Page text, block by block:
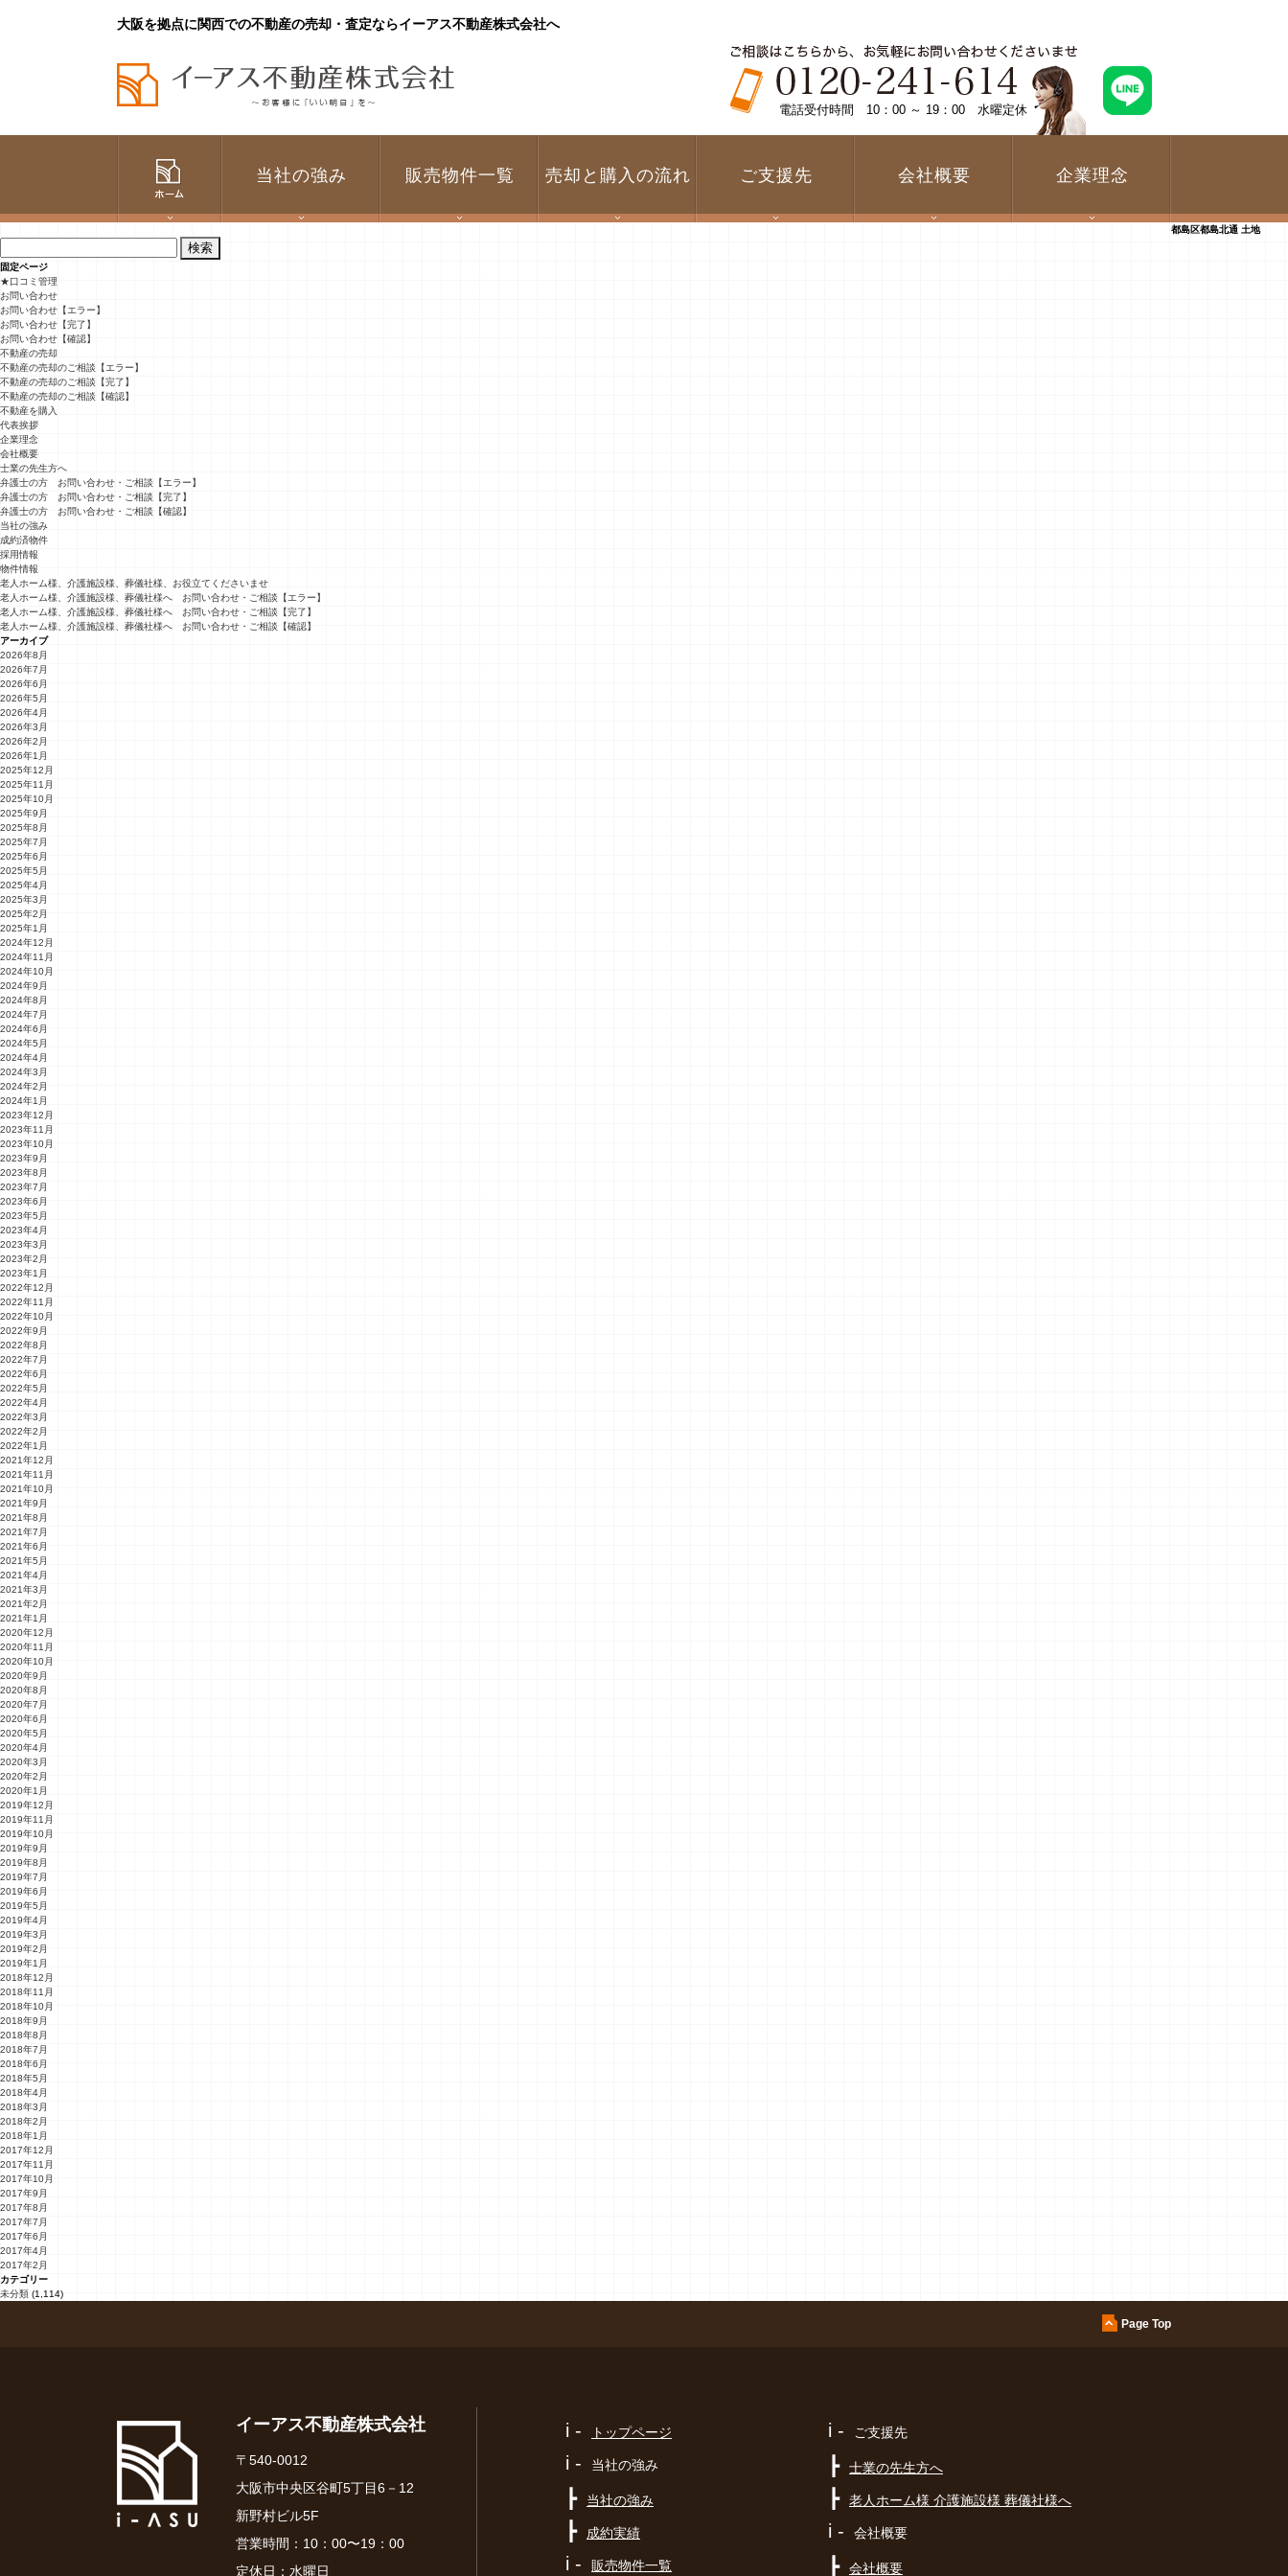
大阪を拠点に関西での不動産の売却・査定ならイーアス不動産株式会社へ
電話受付時間 10：00 ～ 19：00 水曜定休
当社の強み 販売物件一覧 売却と購入の流れ ご支援先 会社概要 企業理念
都島区都島北通 土地
索:
固定ページ
★口コミ管理
お問い合わせ
お問い合わせ【エラー】
お問い合わせ【完了】
お問い合わせ【確認】
不動産の売却
不動産の売却のご相談【エラー】
不動産の売却のご相談【完了】
不動産の売却のご相談【確認】
不動産を購入
代表挨拶
企業理念
会社概要
士業の先生方へ
弁護士の方 お問い合わせ・ご相談【エラー】
弁護士の方 お問い合わせ・ご相談【完了】
弁護士の方 お問い合わせ・ご相談【確認】
当社の強み
成約済物件
採用情報
物件情報
老人ホーム様、介護施設様、葬儀社様、お役立てくださいませ
老人ホーム様、介護施設様、葬儀社様へ お問い合わせ・ご相談【エラー】
老人ホーム様、介護施設様、葬儀社様へ お問い合わせ・ご相談【完了】
老人ホーム様、介護施設様、葬儀社様へ お問い合わせ・ご相談【確認】
アーカイブ
2026年8月
2026年7月
2026年6月
2026年5月
2026年4月
2026年3月
2026年2月
2026年1月
2025年12月
2025年11月
2025年10月
2025年9月
2025年8月
2025年7月
2025年6月
2025年5月
2025年4月
2025年3月
2025年2月
2025年1月
2024年12月
2024年11月
2024年10月
2024年9月
2024年8月
2024年7月
2024年6月
2024年5月
2024年4月
2024年3月
2024年2月
2024年1月
2023年12月
2023年11月
2023年10月
2023年9月
2023年8月
2023年7月
2023年6月
2023年5月
2023年4月
2023年3月
2023年2月
2023年1月
2022年12月
2022年11月
2022年10月
2022年9月
2022年8月
2022年7月
2022年6月
2022年5月
2022年4月
2022年3月
2022年2月
2022年1月
2021年12月
2021年11月
2021年10月
2021年9月
2021年8月
2021年7月
2021年6月
2021年5月
2021年4月
2021年3月
2021年2月
2021年1月
2020年12月
2020年11月
2020年10月
2020年9月
2020年8月
2020年7月
2020年6月
2020年5月
2020年4月
2020年3月
2020年2月
2020年1月
2019年12月
2019年11月
2019年10月
2019年9月
2019年8月
2019年7月
2019年6月
2019年5月
2019年4月
2019年3月
2019年2月
2019年1月
2018年12月
2018年11月
2018年10月
2018年9月
2018年8月
2018年7月
2018年6月
2018年5月
2018年4月
2018年3月
2018年2月
2018年1月
2017年12月
2017年11月
2017年10月
2017年9月
2017年8月
2017年7月
2017年6月
2017年4月
2017年2月
カテゴリー
未分類 (1,114)
Page Top
イーアス不動産株式会社
〒540-0012
大阪市中央区谷町5丁目6－12
新野村ビル5F
営業時間：10：00〜19：00
定休日：水曜日
i - トップページ
i - 当社の強み
┣ 当社の強み
┣ 成約実績
i - 販売物件一覧
i - ご支援先
┣ 士業の先生方へ
┣ 老人ホーム様 介護施設様 葬儀社様へ
i - 会社概要
┣ 会社概要